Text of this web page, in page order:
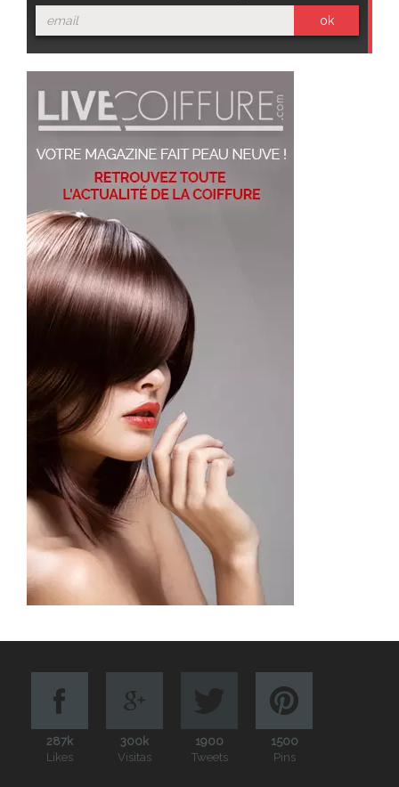
ok
287k
Likes
300k
Visitas
1900
Tweets
1500
Pins